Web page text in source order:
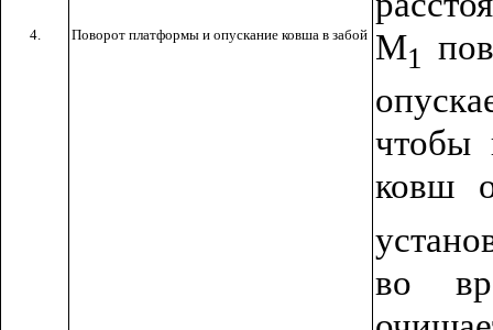
4. Поворот платформы и опускание ковша в забой М1
чтобы
ковш
во